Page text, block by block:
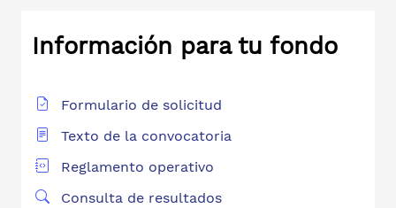
Información para tu fondo
Formulario de solicitud
Texto de la convocatoria
Reglamento operativo
Consulta de resultados